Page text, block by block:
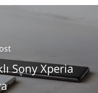
Sony Xperia